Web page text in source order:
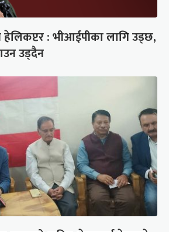
: भीआईपीका लागि उड्छ,
उड्दैन